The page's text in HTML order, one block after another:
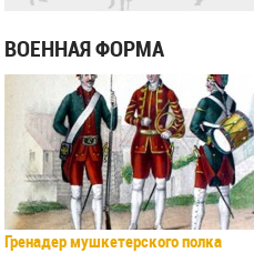
ВОЕННАЯ ФОРМА
Гренадер мушкетерского полка